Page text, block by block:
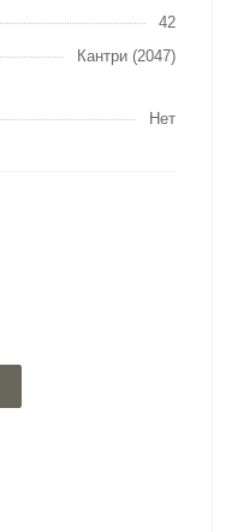
42
Кантри (2047)
Нет